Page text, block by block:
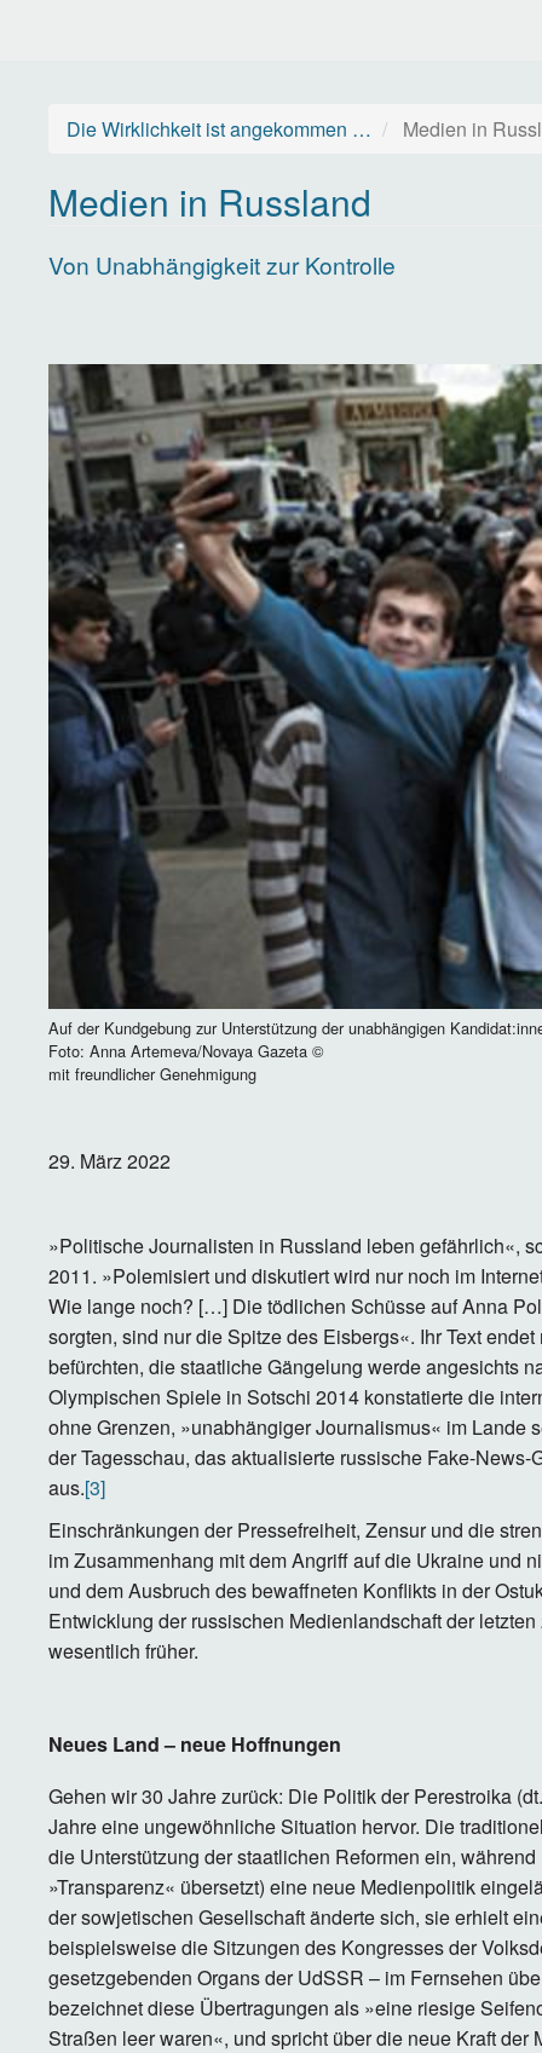
Die Wirklichkeit ist angekommen …
Medien in
Medien in Russland
Von Unabhängigkeit zur Kontrolle
Image
Auf der Kundgebung zur Unterstützung der unabhängigen
Foto: Anna Artemeva/Novaya Gazeta ©
mit freundlicher Genehmigung
29. März 2022
»Politische Journalisten in Russland leben gefährlich«,
2011. »Polemisiert und diskutiert wird nur noch im
Wie lange noch? […] Die tödlichen Schüsse auf Anna
sorgten, sind nur die Spitze des Eisbergs«. Ihr Text
befürchten, die staatliche Gängelung werde angesichts
Olympischen Spiele in Sotschi 2014 konstatierte die
ohne Grenzen, »unabhängiger Journalismus« im Lande
der Tagesschau, das aktualisierte russische Fake-
aus.[3]
Einschränkungen der Pressefreiheit, Zensur und die
im Zusammenhang mit dem Angriff auf die Ukraine und
und dem Ausbruch des bewaffneten Konflikts in der
Entwicklung der russischen Medienlandschaft der
wesentlich früher.
Neues Land – neue Hoffnungen
Gehen wir 30 Jahre zurück: Die Politik der Perestroika
Jahre eine ungewöhnliche Situation hervor. Die
die Unterstützung der staatlichen Reformen ein,
»Transparenz« übersetzt) eine neue Medienpolitik
der sowjetischen Gesellschaft änderte sich, sie erhielt
beispielsweise die Sitzungen des Kongresses der
gesetzgebenden Organs der UdSSR – im Fernsehen
bezeichnet diese Übertragungen als »eine riesige
Straßen leer waren«, und spricht über die neue Kraft